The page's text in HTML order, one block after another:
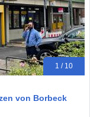
1 / 10
von Borbeck